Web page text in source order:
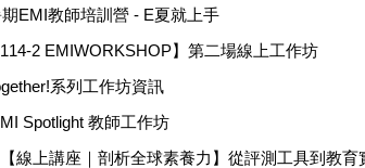
EMI教師培訓營 - E夏就上手
2 EMIWORKSHOP】第二場線上工作坊
系列工作坊資訊
Spotlight 教師工作坊
線上講座｜剖析全球素養力】從評測工具到教育